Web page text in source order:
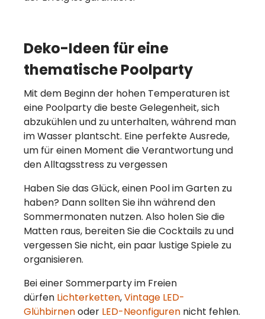
Deko-Ideen für eine
thematische Poolparty
Mit dem Beginn der hohen Temperaturen ist
eine Poolparty die beste Gelegenheit, sich
abzukühlen und zu unterhalten, während man
im Wasser plantscht. Eine perfekte Ausrede,
um für einen Moment die Verantwortung und
den Alltagsstress zu vergessen
Haben Sie das Glück, einen Pool im Garten zu
haben? Dann sollten Sie ihn während den
Sommermonaten nutzen. Also holen Sie die
Matten raus, bereiten Sie die Cocktails zu und
vergessen Sie nicht, ein paar lustige Spiele zu
organisieren.
Bei einer Sommerparty im Freien
dürfen Lichterketten,Vintage LED-
Glühbirnenoder LED-Neonfiguren nicht fehlen.